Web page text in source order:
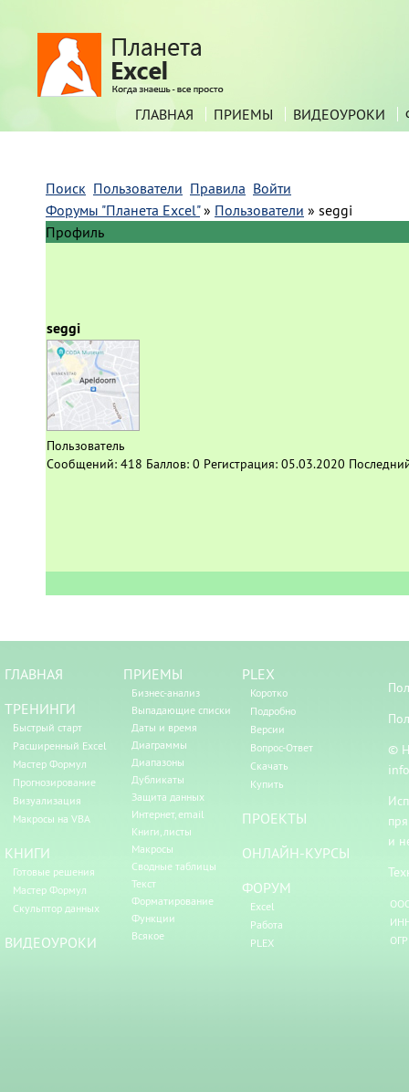
ГЛАВНАЯ ПРИЕМЫ ВИДЕОУРОКИ
Поиск Пользователи Правила Войти
Форумы "Планета Excel" » Пользователи » seggi
Профиль
seggi
Пользователь
Сообщений: 418 Баллов: 0 Регистрация: 05.03.2020
ГЛАВНАЯ
ТРЕНИНГИ
Быстрый старт
Расширенный Excel
Мастер Формул
Прогнозирование
Визуализация
Макросы на VBA
КНИГИ
Готовые решения
Мастер Формул
Скульптор данных
ВИДЕОУРОКИ
ПРИЕМЫ
Бизнес-анализ
Выпадающие списки
Даты и время
Диаграммы
Диапазоны
Дубликаты
Защита данных
Интернет, email
Книги, листы
Макросы
Сводные таблицы
Текст
Форматирование
Функции
Всякое
PLEX
Коротко
Подробно
Версии
Вопрос-Ответ
Скачать
Купить
ПРОЕКТЫ
ОНЛАЙН-КУРСЫ
ФОРУМ
Excel
Работа
PLEX
©
и